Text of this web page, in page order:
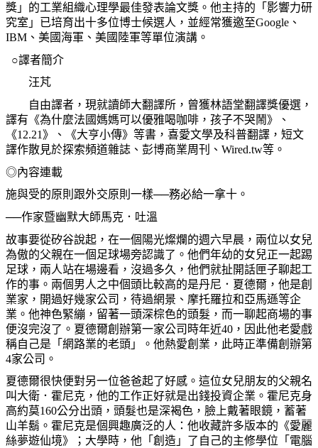
獎」的工業組織心理學最佳發表論文獎。他主持的「影響力研
究室」已培育出十多位博士候選人，並經常獲邀至Google 、
IBM 、美國海軍、美國陸軍等單位演講。
○譯者簡介
汪芃
自由譯者，現就讀師大翻譯所，曾獲林語堂翻譯獎優選，
譯有《為什麼法國媽媽可以優雅喝咖啡，孩子不哭鬧》、
《12.21 》、《大亨小傳》等書，喜愛文學及科普翻譯，短文
譯作散見於探索頻道雜誌、彭博商業周刊、 Wired.tw等。
◎內容連載
施與受的原則跟外交原則一樣──務必給一拿十。
──作家暨幽默大師馬克．吐溫
故事要從矽谷說起，在一個陽光燦爛的週六早晨，兩位以女兒
為傲的父親在一個足球場旁認識了。他們年幼的女兒正一起踢
足球，兩人站在場邊看，沒過多久，他們就扯開話匣子聊起工
作的事。兩個男人之中個頭比較高的是丹尼．夏德爾，他是創
業家，開過好幾家公司，待過網景、摩托羅拉和亞馬遜等企
業。他神色緊繃，留著一頭深棕色的頭髮，而一聊起商場的事
便沒完沒了。夏德爾創辦第一家公司時年近40 ，因此他老愛戲
稱自己是「網路業的老頭」。他熱愛創業，此時正準備創辦第
4家公司。
夏德爾很快便對另一位爸爸起了好感。這位女兒朋友的父親名
叫大衛．霍尼克，他的工作正好就是出錢投資企業。霍尼克身
高約莫160公分出頭，頭髮也是深褐色，臉上戴著眼鏡，蓄著
山羊鬍。霍尼克是個興趣廣泛的人：他收藏許多版本的《愛麗
絲夢遊仙境》；大學時，他「創造」了自己的主修學位「電腦